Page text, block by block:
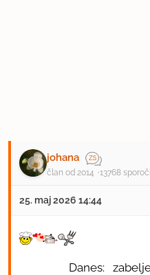
johana
član od 2014 13768
25. maj 2026 14:44
Danes: zabeljeni